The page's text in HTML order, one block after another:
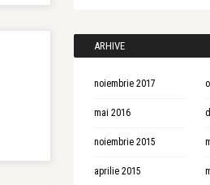
ARHIVE
noiembrie 2017
mai 2016
noiembrie 2015
aprilie 2015